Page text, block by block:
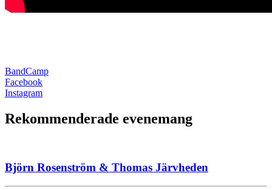
BandCamp
Facebook
Instagram
Rekommenderade evenemang
Björn Rosenström & Thomas Järvheden